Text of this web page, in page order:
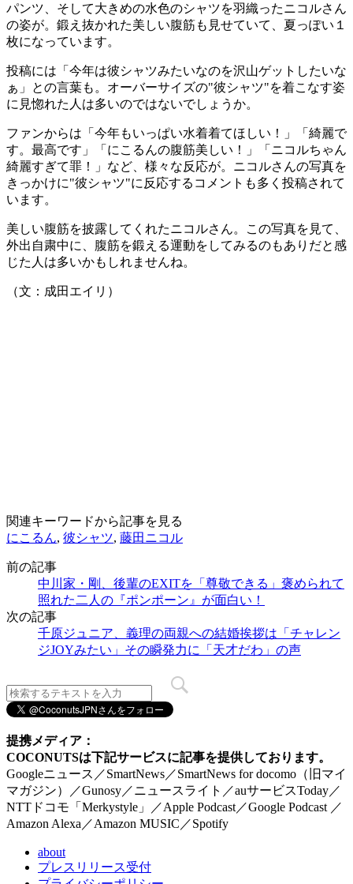
パンツ、そして大きめの水色のシャツを羽織ったニコルさん
の姿が。鍛え抜かれた美しい腹筋も見せていて、夏っぽい１
枚になっています。
投稿には「今年は彼シャツみたいなのを沢山ゲットしたいな
ぁ」との言葉も。オーバーサイズの"彼シャツ"を着こなす姿
に見惚れた人は多いのではないでしょうか。
ファンからは「今年もいっぱい水着着てほしい！」「綺麗で
す。最高です」「にこるんの腹筋美しい！」「ニコルちゃん
綺麗すぎて罪！」など、様々な反応が。ニコルさんの写真を
きっかけに"彼シャツ"に反応するコメントも多く投稿されて
います。
美しい腹筋を披露してくれたニコルさん。この写真を見て、
外出自粛中に、腹筋を鍛える運動をしてみるのもありだと感
じた人は多いかもしれませんね。
（文：成田エイリ）
関連キーワードから記事を見る
にこるん, 彼シャツ, 藤田ニコル
前の記事
中川家・剛、後輩のEXITを「尊敬できる」褒められて
照れた二人の『ポンポーン』が面白い！
次の記事
千原ジュニア、義理の両親への結婚挨拶は「チャレン
ジJOYみたい」その瞬発力に「天才だわ」の声
提携メディア：
COCONUTSは下記サービスに記事を提供しております。
Googleニュース／SmartNews／SmartNews for docomo（旧マイ
マガジン）／Gunosy／ニュースライト／auサービスToday／
NTTドコモ「Merkystyle」／Apple Podcast／Google Podcast ／
Amazon Alexa／Amazon MUSIC／Spotify
about
プレスリリース受付